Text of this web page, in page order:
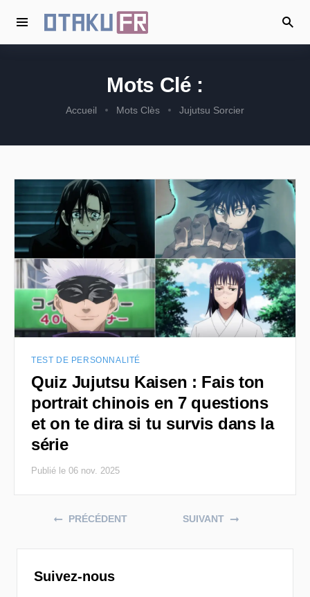
Mots Clé :
Accueil Mots Clès Jujutsu Sorcier
TEST DE PERSONNALITÉ
Quiz Jujutsu Kaisen : Fais ton
portrait chinois en 7 questions
et on te dira si tu survis dans la
série
Publié le 06 nov. 2025
Posts navigation
PRÉCÉDENT SUIVANT
Suivez-nous